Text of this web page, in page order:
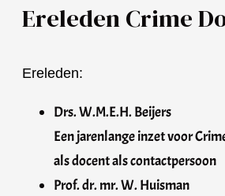
Ereleden Crime
Ereleden:
Drs. W.M.E.H. Beijers
Een jarenlange inzet voor
als docent als contactpersoon
Prof. dr. mr. W. Huisman